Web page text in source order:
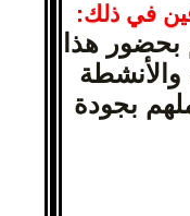
في ذلك:
بحضور هذا
والأنشطة
بجودة